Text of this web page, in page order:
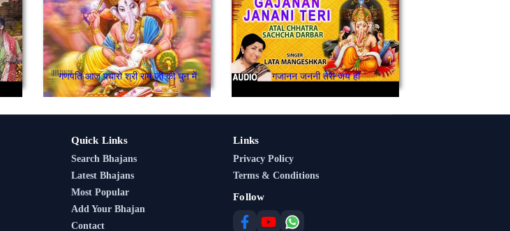
गणपति आज पधारो श्री राम जी की धुन में गजानन जननी तेरी जय हो
Quick Links
Search Bhajans
Latest Bhajans
Most Popular
Add Your Bhajan
Contact
Links
Privacy Policy
Terms & Conditions
Follow